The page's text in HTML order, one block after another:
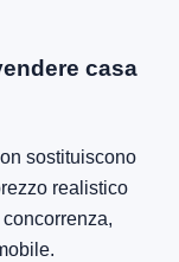
casa
sostituiscono
realistico